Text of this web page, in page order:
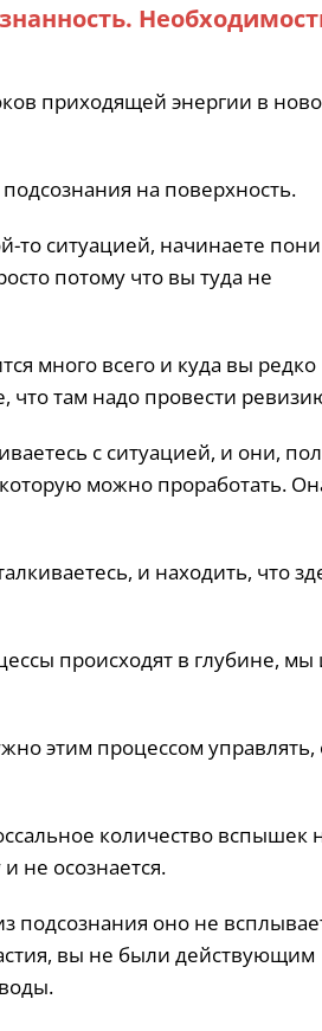
приходящей энергии в
на поверхность.
то ситуацией, начинаете
потому что вы туда не
много всего и куда вы редко
что там надо провести
с ситуацией, и они,
можно проработать.
и находить, что
происходят в глубине, мы
этим процессом управлять,
количество вспышек
не осознается.
подсознания оно не
вы не были действующим